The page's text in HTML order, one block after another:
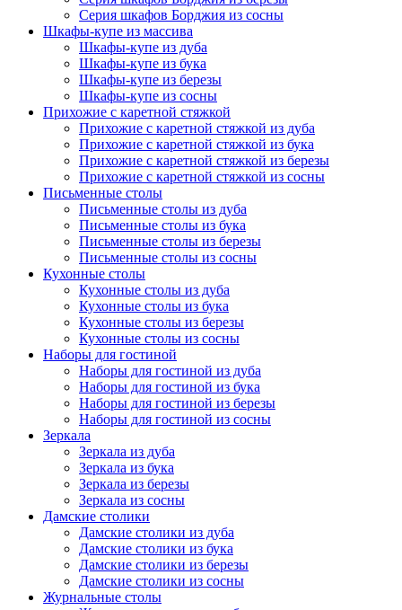
Серия шкафов Борджия из сосны
Шкафы-купе из массива
Шкафы-купе из дуба
Шкафы-купе из бука
Шкафы-купе из березы
Шкафы-купе из сосны
Прихожие с каретной стяжкой
Прихожие с каретной стяжкой из дуба
Прихожие с каретной стяжкой из бука
Прихожие с каретной стяжкой из березы
Прихожие с каретной стяжкой из сосны
Письменные столы
Письменные столы из дуба
Письменные столы из бука
Письменные столы из березы
Письменные столы из сосны
Кухонные столы
Кухонные столы из дуба
Кухонные столы из бука
Кухонные столы из березы
Кухонные столы из сосны
Наборы для гостиной
Наборы для гостиной из дуба
Наборы для гостиной из бука
Наборы для гостиной из березы
Наборы для гостиной из сосны
Зеркала
Зеркала из дуба
Зеркала из бука
Зеркала из березы
Зеркала из сосны
Дамские столики
Дамские столики из дуба
Дамские столики из бука
Дамские столики из березы
Дамские столики из сосны
Журнальные столы